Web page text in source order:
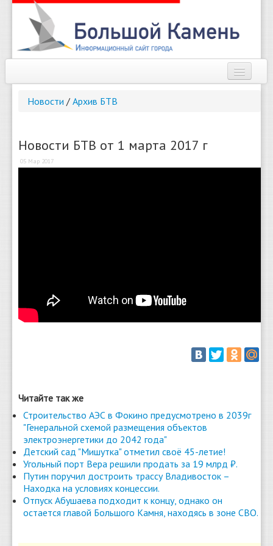
Справочник
Новости / Архив БТВ
Новости БТВ от 1 марта 2017 г
05 Мар 2017
Читайте так же
Строительство АЭС в Фокино предусмотрено в 2039г
"Генеральной схемой размещения объектов
электроэнергетики до 2042 года"
Детский сад "Мишутка" отметил своё 45-летие!
Угольный порт Вера решили продать за 19 млрд ₽.
Путин поручил достроить трассу Владивосток –
Находка на условиях концессии.
Отпуск Абушаева подходит к концу, однако он
остается главой Большого Камня, находясь в зоне СВО.